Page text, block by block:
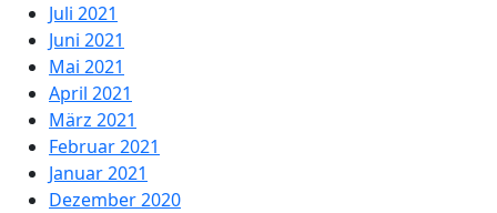
Juli 2021
Juni 2021
Mai 2021
April 2021
März 2021
Februar 2021
Januar 2021
Dezember 2020